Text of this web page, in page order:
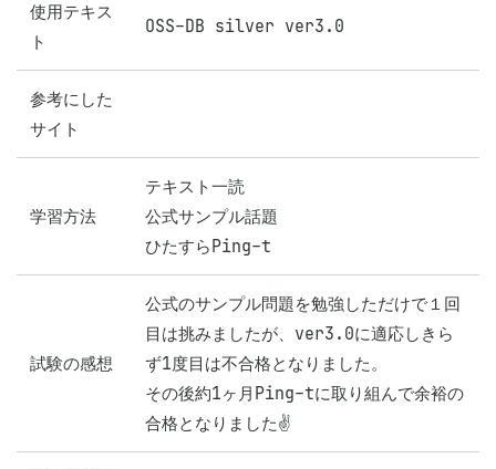
使用テキス
ト
OSS-DB silver ver3.0
参考にした
サイト
学習方法
テキスト一読
公式サンプル話題
ひたすらPing-t
試験の感想
公式のサンプル問題を勉強しただけで１回
目は挑みましたが、ver3.0に適応しきら
ず1度目は不合格となりました。
その後約1ヶ月Ping-tに取り組んで余裕の
合格となりました✌️